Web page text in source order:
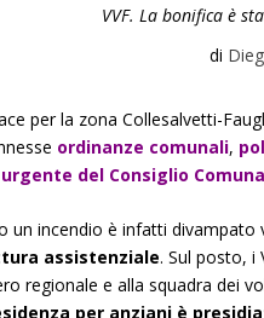
VVF. La bonifica è
di
per la zona Collesalvetti-
ordinanze comunali,
del Consiglio
un incendio è infatti divampato
assistenziale. Sul posto, i
regionale e alla squadra dei
per anziani è